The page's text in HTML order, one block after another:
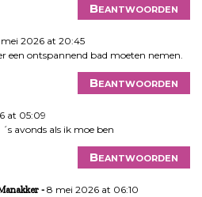
Beantwoorden
2026 at 20:45
een ontspannend bad moeten nemen.
Beantwoorden
at 05:09
avonds als ik moe ben
Beantwoorden
8 mei 2026 at 06:10